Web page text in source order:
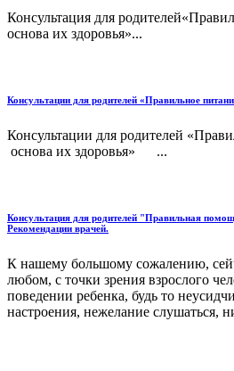
Консультация для
основа их здоровья»...
Консультации для родителей «Правильное
Консультации для родителей
основа их здоровья» ...
Консультация для родителей "Правильная
Рекомендации врачей.
К нашему большому сожалению,
любом, с точки зрения взрослого
поведении ребенка, будь то
настроения, нежелание слушаться,